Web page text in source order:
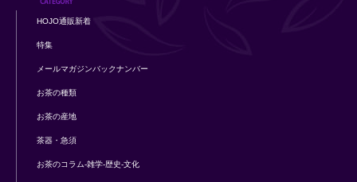
HOJO通販新着
特集
メールマガジンバックナンバー
お茶の種類
お茶の産地
茶器・急須
お茶のコラム-雑学-歴史-文化